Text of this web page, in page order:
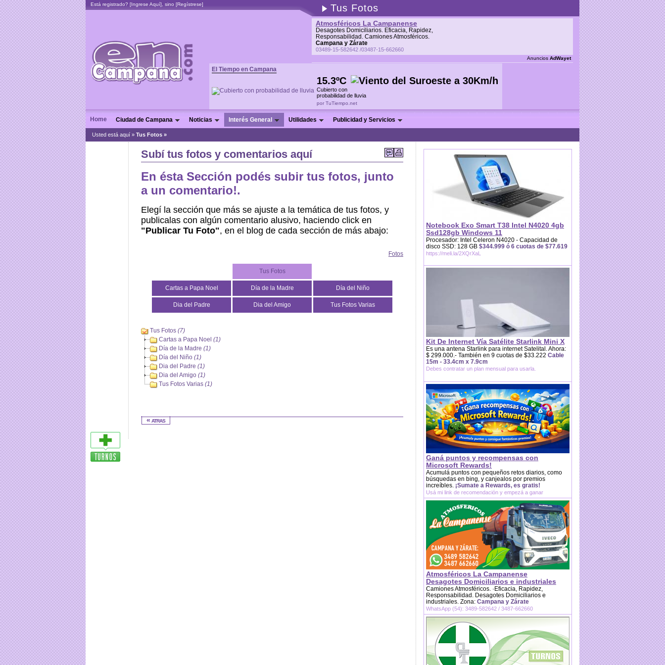
Está registrado? [Ingrese Aquí], sino [Regístrese] Tus Fotos
Atmosféricos La Campanense
Desagotes Domiciliarios. Eficacia, Rapidez,
Responsabilidad. Camiones Atmosféricos.
Campana y Zárate
03489-15-582642 /03487-15-662660
Anuncios AdWayet
El Tiempo en Campana
15.3ºC
Cubierto con
probabilidad de lluvia
por TuTiempo.net
Home Ciudad de Campana Noticias Interés General Utilidades Publicidad y Servicios
Usted está aquí » Tus Fotos »
Subí tus fotos y comentarios aquí
En ésta Sección podés subir tus fotos, junto
a un comentario!.
Elegí la sección que más se ajuste a la temática de tus fotos, y
publicalas con algún comentario alusivo, haciendo click en
"Publicar Tu Foto", en el blog de cada sección de más abajo:
Fotos
Tus Fotos
Cartas a Papa Noel Día de la Madre Día del Niño
Dia del Padre Dia del Amigo Tus Fotos Varias
Tus Fotos (7)
Cartas a Papa Noel (1)
Día de la Madre (1)
Día del Niño (1)
Dia del Padre (1)
Dia del Amigo (1)
Tus Fotos Varias (1)
« atras
Notebook Exo Smart T38 Intel N4020 4gb
Ssd128gb Windows 11
Procesador: Intel Celeron N4020 - Capacidad de
disco SSD: 128 GB $344.999 ó 6 cuotas de $77.619
https://meli.la/2XQrXaL
Kit De Internet Vía Satélite Starlink Mini X
Es una antena Starlink para internet Satelital. Ahora:
$ 299.000.- También en 9 cuotas de $33.222 Cable
15m - 33.4cm x 7.9cm
Debes contratar un plan mensual para usarla.
Ganá puntos y recompensas con
Microsoft Rewards!
Acumulá puntos con pequeños retos diarios, como
búsquedas en bing, y canjealos por premios
increíbles. ¡Sumate a Rewards, es gratis!
Usá mi link de recomendación y empezá a ganar
Atmosféricos La Campanense
Desagotes Domiciliarios e industriales
Camiones Atmosféricos. ·Eficacia, Rapidez,
Responsabilidad. Desagotes Domiciliarios e
industriales. Zona: Campana y Zárate
WhatsApp (54): 3489-582642 / 3487-662660